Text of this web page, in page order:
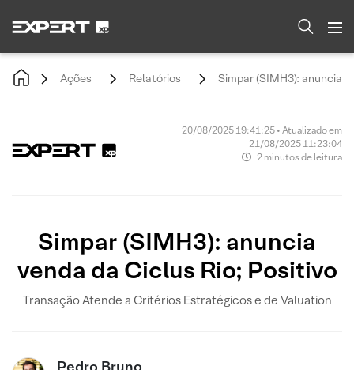
Ações Relatórios Simpar (SIMH3): anuncia
20/08/2025 19:41:25 • Atualizado em
21/08/2025 11:23:04
2 minutos de leitura
Simpar (SIMH3): anuncia
venda da Ciclus Rio; Positivo
Transação Atende a Critérios Estratégicos e de Valuation